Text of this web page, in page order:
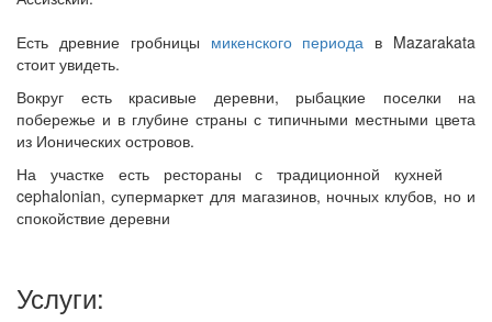
Есть древние гробницы микенского периода в Mazarakata
стоит увидеть.
Вокруг есть красивые деревни, рыбацкие поселки на
побережье и в глубине страны с типичными местными цвета
из Ионических островов.
На участке есть рестораны с традиционной кухней
cephalonian, супермаркет для магазинов, ночных клубов, но и
спокойствие деревни
Услуги: